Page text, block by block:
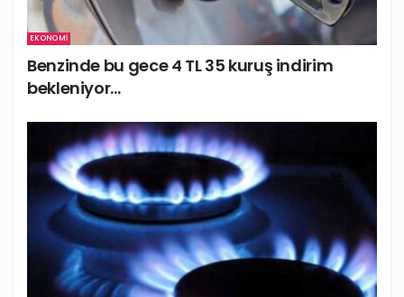
EKONOMI
Benzinde bu gece 4 TL 35 kuruş indirim
bekleniyor…